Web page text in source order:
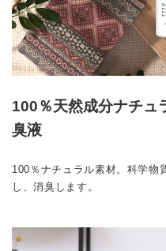
100％天然成分ナチュ
臭液
100％ナチュラル素材。科学物
し、消臭します。